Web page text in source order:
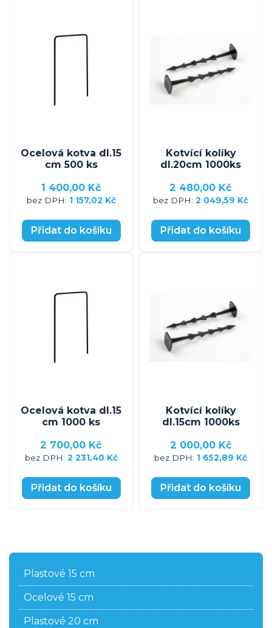
Ocelová kotva dl.15
cm 500 ks
1 400,00 Kč
1 157,02 Kč
Přidat do košíku
Kotvící kolíky
dl.20cm 1000ks
2 480,00 Kč
2 049,59 Kč
Přidat do košíku
Ocelová kotva dl.15
cm 1000 ks
2 700,00 Kč
2 231,40 Kč
Přidat do košíku
Kotvící kolíky
dl.15cm 1000ks
2 000,00 Kč
1 652,89 Kč
Přidat do košíku
Plastové 15 cm
Ocelové 15 cm
Plastové 20 cm